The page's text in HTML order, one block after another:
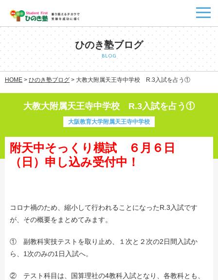
ひのき塾ブログ
BLOG
HOME > ひのき塾ブログ > 大教大附属天王寺中学校 R.3入試を占う①
大教大附属天王寺中学校 R.3入試を占う①
大阪教育大学附属天王寺中学校
附天中そっくり模試 ６月６日
（日）申し込み受付中！
コロナ禍のため、縮小して行われることになったR.3入試です
が、その概要をまとめてみます。
① 副教科実技テストを取り止め、１次と２次の2日間入試か
ら、1次のみの1日入試へ。
② テスト科目は、国算理社の4教科入試となり、各教科とも、